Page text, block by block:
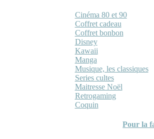
Cinéma 80 et 90
Coffret cadeau
Coffret bonbon
Disney
Kawaii
Manga
Musique, les classiques
Series cultes
Maitresse Noël
Retrogaming
Coquin
Pour la